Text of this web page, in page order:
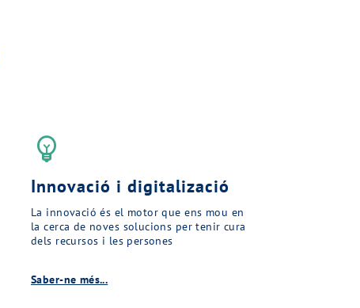
emoji_objects
Innovació i digitalizació
La innovació és el motor que ens mou en
la cerca de noves solucions per tenir cura
dels recursos i les persones
Saber-ne més...